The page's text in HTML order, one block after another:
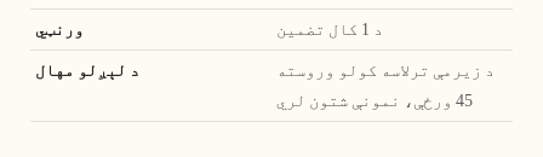
د 1 کال تضمین
د زیرمې ترلاسه کولو وروسته
45 ورځې، نمونې شتون لري